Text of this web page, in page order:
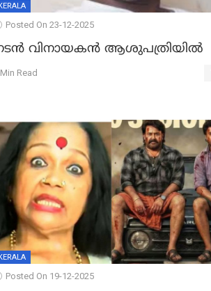
Posted On 23-12-2025
വിനായകൻ ആശുപത്രിയിൽ
Read
Posted On 19-12-2025